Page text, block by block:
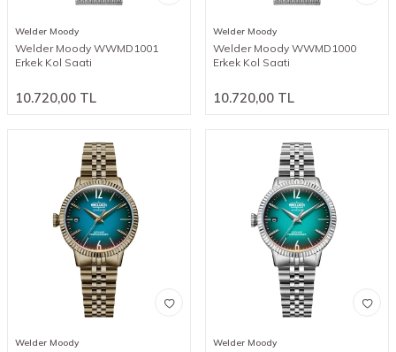
Welder Moody
Welder Moody WWMD1001
Erkek Kol Saati
10.720,00 TL
Welder Moody
Welder Moody WWMD1000
Erkek Kol Saati
10.720,00 TL
Welder Moody Welder Moody